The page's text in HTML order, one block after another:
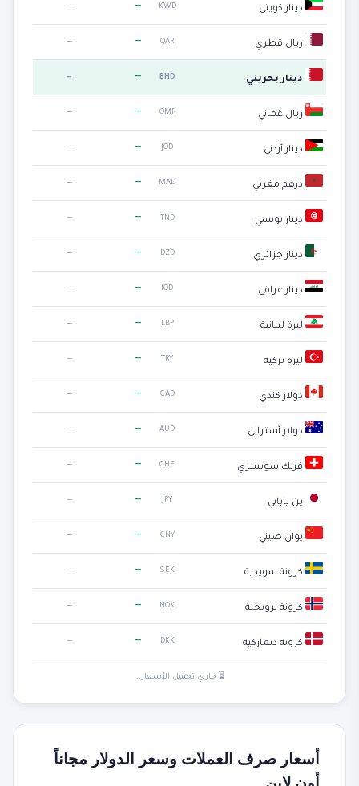
دينار كويتي KWD
—
—
ريال قطري QAR
—
—
دينار بحريني BHD
—
—
ريال عُماني OMR
—
—
دينار أردني JOD
—
—
درهم مغربي MAD
—
—
دينار تونسي TND
—
—
دينار جزائري DZD
—
—
دينار عراقي IQD
—
—
ليرة لبنانية LBP
—
—
ليرة تركية TRY
—
—
دولار كندي CAD
—
—
دولار أسترالي AUD
—
—
فرنك سويسري CHF
—
—
ين ياباني JPY
—
—
يوان صيني CNY
—
—
كرونة سويدية SEK
—
—
كرونة نرويجية NOK
—
—
كرونة دنماركية DKK
—
—
⏳ جاري تحميل الأسعار...
أسعار صرف العملات وسعر الدولار مجاناً